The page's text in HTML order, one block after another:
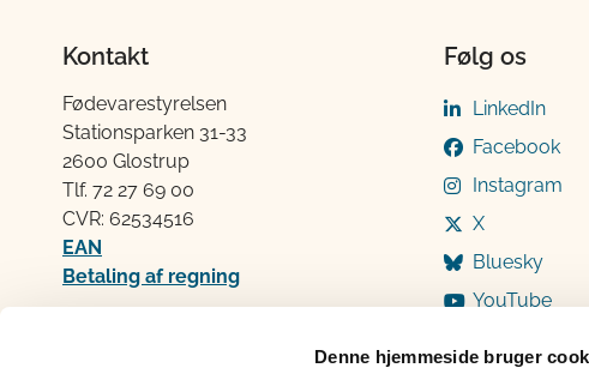
Denne hjemmeside bruger
Kontakt
Fødevarestyrelsen
Stationsparken 31-33
2600 Glostrup
Tlf. 72 2​​​7 69 00
CVR: 62534516
EAN
Betaling af regning
Følg os
LinkedIn
Facebook
Instagram
X
Bluesky
YouTube